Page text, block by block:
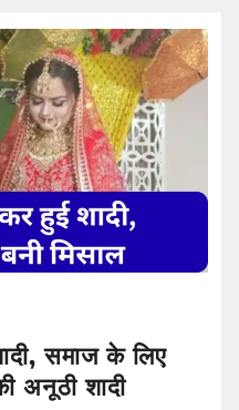
समाज के लिए
अनूठी शादी